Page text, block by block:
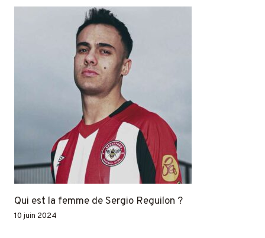
Qui est la femme de Sergio Reguilon ?
10 juin 2024